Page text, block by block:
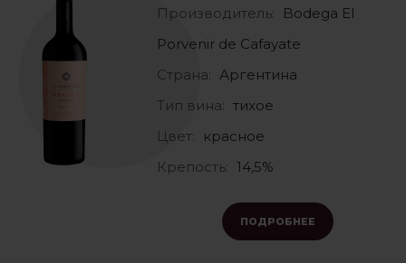
Производитель:
Bodega El
Porvenir de Cafayate
Страна: Аргентина
Тип вина: тихое
Цвет:
красное
Крепость: 14,5%
ПОДРОБНЕЕ